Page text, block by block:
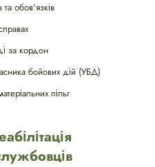
обов'язків
за кордон
бойових дій (УБД)
пільг